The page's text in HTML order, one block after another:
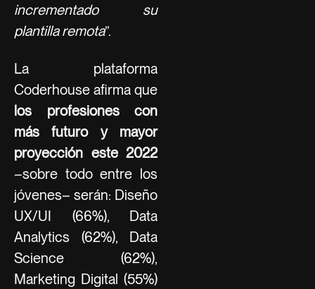
incrementado su
plantilla remota”.
La plataforma
Coderhouse afirma que
los profesiones con
más futuro y mayor
proyección este 2022
–sobre todo entre los
jóvenes– serán: Diseño
UX/UI (66%), Data
Analytics (62%), Data
Science (62%),
Marketing Digital (55%)